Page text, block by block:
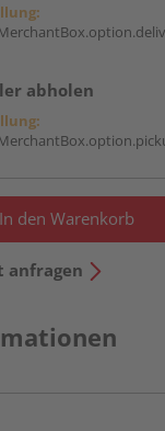
abholen
In den Warenkorb
anfragen